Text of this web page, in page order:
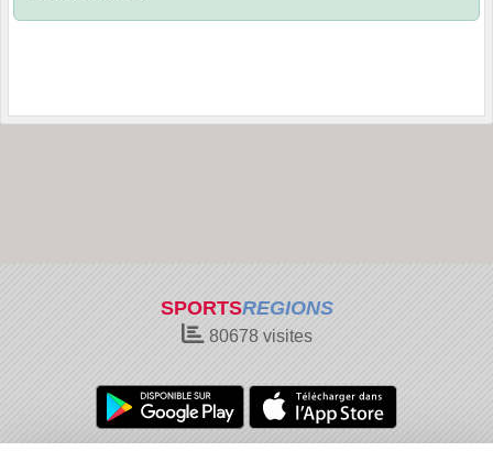
SPORTSREGIONS
80678visites